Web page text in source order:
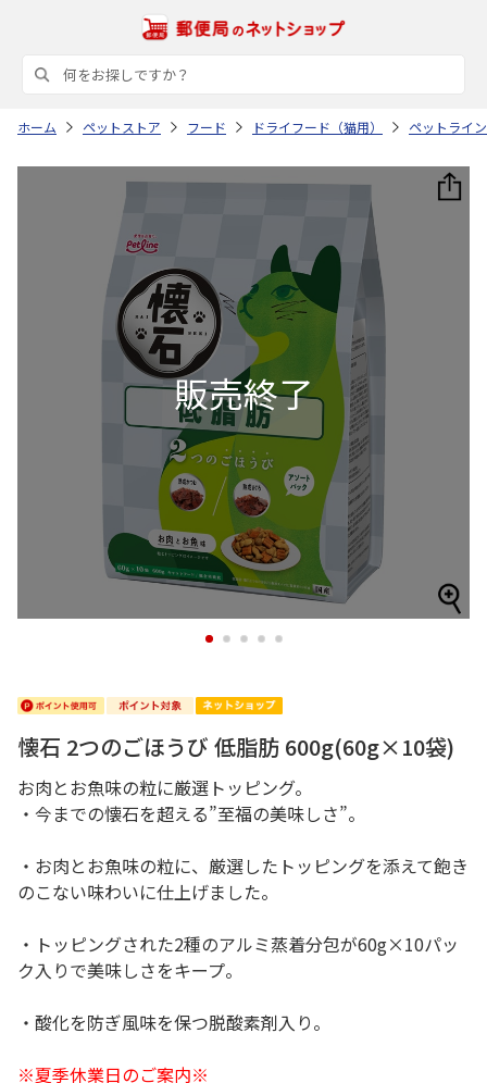
ホーム ペットストア フード ドライフード（猫用） ペットライン
1 2 3 4 5
懐石 2つのごほうび 低脂肪 600g(60g×10袋)
お肉とお魚味の粒に厳選トッピング。
・今までの懐石を超える”至福の美味しさ”。
・お肉とお魚味の粒に、厳選したトッピングを添えて飽き
のこない味わいに仕上げました。
・トッピングされた2種のアルミ蒸着分包が60g×10パッ
ク入りで美味しさをキープ。
・酸化を防ぎ風味を保つ脱酸素剤入り。
※夏季休業日のご案内※